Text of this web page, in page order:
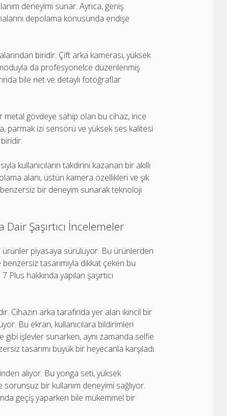
deneyimi sunar. Ayrıca, geniş
depolama konusunda endişe
biridir. Çift arka kamerası, yüksek
da profesyonelce düzenlenmiş
bile net ve detaylı fotoğraflar
metal gövdeye sahip olan bu cihaz, ince
parmak izi sensörü ve yüksek ses kalitesi
kullanıcıların takdirini kazanan bir akıllı
alanı, üstün kamera özellikleri ve şık
benzersiz bir deneyim sunarak teknoloji
Şaşırtıcı İncelemeler
piyasaya sürülüyor. Bu ürünlerden
tasarımıyla dikkat çeken bu
hakkında yapılan şaşırtıcı
Cihazın arka tarafında yer alan ikincil bir
Bu ekran, kullanıcılara bildirimleri
işlevler sunarken, aynı zamanda selfie
tasarımı büyük bir heyecanla karşıladı.
alıyor. Bu yonga seti, yüksek
sorunsuz bir kullanım deneyimi sağlıyor.
geçiş yaparken bile mükemmel bir